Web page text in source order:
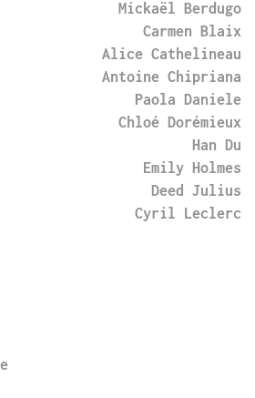
Mickaël Berdugo
Carmen Blaix
Alice Cathelineau
Antoine Chipriana
Paola Daniele
Chloé Dorémieux
Han Du
Emily Holmes
Deed Julius
Cyril Leclerc